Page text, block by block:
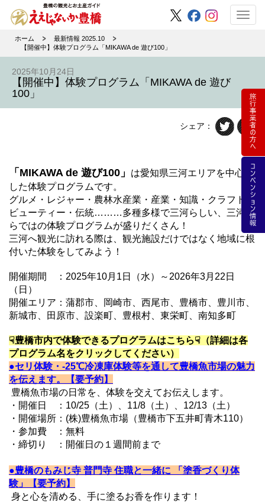
ホーム
最新情報 2025.10
【開催中】体験プログラム「MIKAWA de 遊び100」
2025年10月24日
【開催中】体験プログラム「MIKAWA de 遊び
100」
シェア：
「MIKAWA de 遊び100」
は愛知県三河エリアを中心と
した体験プログラムです。
グルメ・レジャー・農林水産業・産業・知識・クラフト・
ビューティー・伝統………多種多様で三河らしい、三河な
らではの体験プログラムが盛りだくさん！
三河へ観光に訪れる際は、観光施設だけではなく地域に根
付いた体験をしてみよう！
開催期間 ：2025年10月1日（水）～2026年3月22日
（日）
開催エリア：蒲郡市、岡崎市、西尾市、豊橋市、豊川市、
新城市、田原市、設楽町、豊根村、東栄町、南知多町
☟豊橋市内で体験できるプログラムはこちら☟（詳細は各
プログラム名をクリックしてください）
●セリ体験・-25℃冷凍庫体験等を通して豊橋魚市場の魅力
を伝えます。【要予約】
豊橋魚市場の日常を、体験を交えてお伝えします。
・開催日 ：10/25（土）、11/8（土）、12/13（土）
・開催場所：(株)豊橋魚市場（豊橋市下五井町青木110）
・参加費 ：無料
・締切り ：開催日の１週間前まで
●豊橋のもみじ寺 普門寺 住職と一緒に 「塗香づくり体
験」【要予約】
身と心を清める、手に塗るお香を作ります！